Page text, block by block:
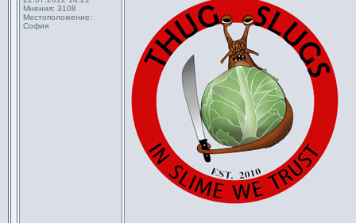
Мнения: 3108
Местоположение:
София